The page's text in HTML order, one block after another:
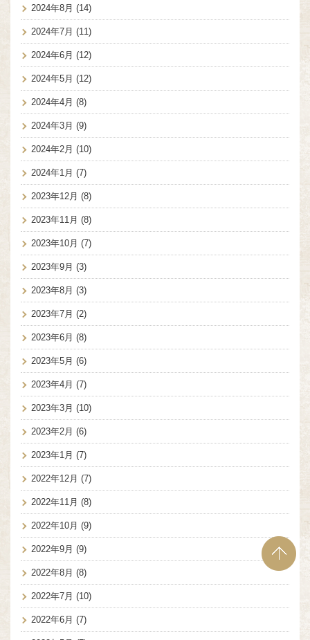
2024年8月 (14)
2024年7月 (11)
2024年6月 (12)
2024年5月 (12)
2024年4月 (8)
2024年3月 (9)
2024年2月 (10)
2024年1月 (7)
2023年12月 (8)
2023年11月 (8)
2023年10月 (7)
2023年9月 (3)
2023年8月 (3)
2023年7月 (2)
2023年6月 (8)
2023年5月 (6)
2023年4月 (7)
2023年3月 (10)
2023年2月 (6)
2023年1月 (7)
2022年12月 (7)
2022年11月 (8)
2022年10月 (9)
2022年9月 (9)
2022年8月 (8)
2022年7月 (10)
2022年6月 (7)